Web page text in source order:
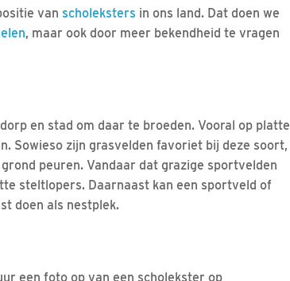
van scholeksters in ons land. Dat doen we
, maar ook door meer bekendheid te vragen
en stad om daar te broeden. Vooral op platte
Sowieso zijn grasvelden favoriet bij deze soort,
peuren. Vandaar dat grazige sportvelden
steltlopers. Daarnaast kan een sportveld of
doen als nestplek.
een foto op van een scholekster op